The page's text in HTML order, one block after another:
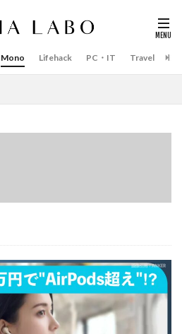
Mono Lifehack PC・IT Travel
intelligence
Apple M3チップ
Pro
Apple Watch 11
Apple Watch Pro
Apple Watch Series 8